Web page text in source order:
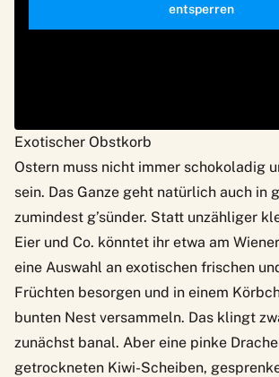
entsperren
Exotischer Obstkorb
Ostern muss nicht immer schokoladig
sein. Das Ganze geht natürlich auch in
zumindest g’sünder. Statt unzähliger
Eier und Co. könntet ihr etwa am
eine Auswahl an exotischen frischen
Früchten besorgen und in einem
bunten Nest versammeln. Das klingt
zunächst banal. Aber eine pinke
getrockneten Kiwi-Scheiben,